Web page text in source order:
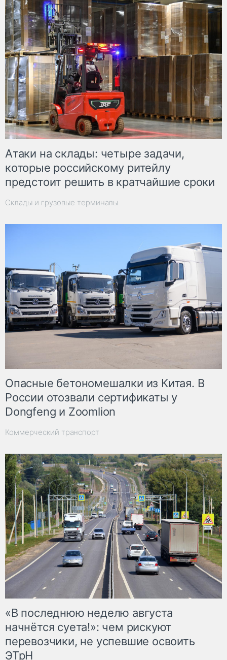
Атаки на склады: четыре задачи,
которые российскому ритейлу
предстоит решить в кратчайшие сроки
Склады и грузовые терминалы
Опасные бетономешалки из Китая. В
России отозвали сертификаты у
Dongfeng и Zoomlion
Коммерческий транспорт
«В последнюю неделю августа
начнётся суета!»: чем рискуют
перевозчики, не успевшие освоить
ЭТрН